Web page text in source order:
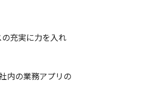
充実に力を入れ
内の業務アプリの